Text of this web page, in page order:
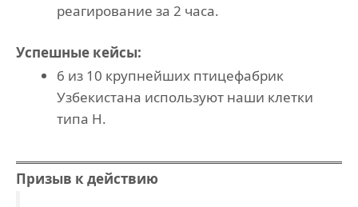
реагирование за 2 часа.
Успешные кейсы:
6 из 10 крупнейших птицефабрик
Узбекистана используют наши клетки
типа H.
Призыв к действию